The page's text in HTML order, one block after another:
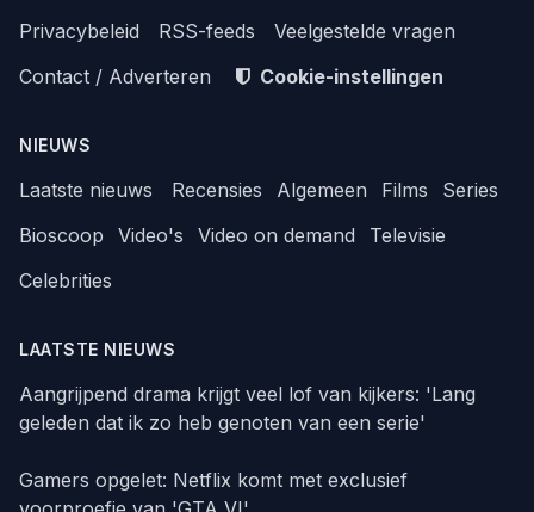
Privacybeleid
RSS-feeds
Veelgestelde vragen
Contact / Adverteren
Cookie-instellingen
NIEUWS
Laatste nieuws Recensies Algemeen Films
Series
Bioscoop
Video's Video on demand
Televisie
Celebrities
LAATSTE NIEUWS
Aangrijpend drama krijgt veel lof van kijkers: 'Lang
geleden dat ik zo heb genoten van een serie'
Gamers opgelet: Netflix komt met exclusief